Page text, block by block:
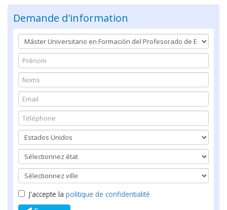
Demande d'information
J'accepte la politique de confidentialité